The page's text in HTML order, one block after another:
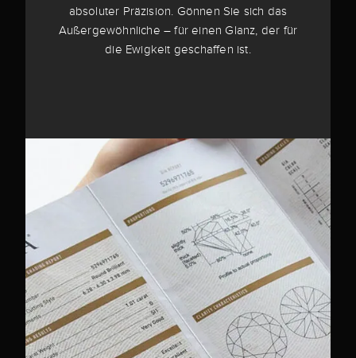
absoluter Präzision. Gönnen Sie sich das
Außergewöhnliche – für einen Glanz, der für
die Ewigkeit geschaffen ist.